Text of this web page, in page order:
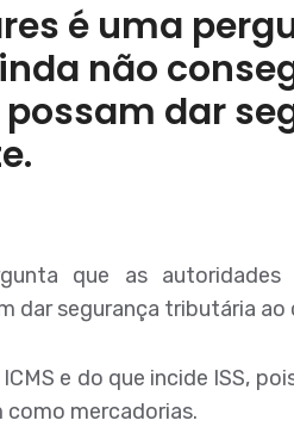
é uma
não
dar
que as autoridades
dar segurança tributária
e do que incide ISS,
como mercadorias.